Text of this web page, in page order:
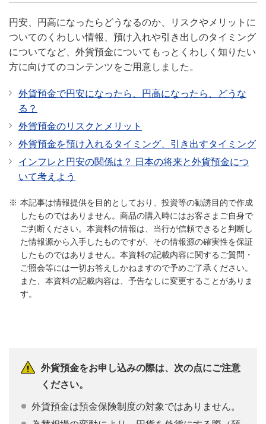
円安、円高になったらどうなるのか、リスクやメリットに
ついてのくわしい情報、預け入れや引き出しのタイミング
についてなど、外貨預金についてもっとくわしく知りたい
方に向けてのコンテンツをご用意しました。
外貨預金で円安になったら、円高になったら、どうな
る？
外貨預金のリスクとメリット
外貨預金を預け入れるタイミング、引き出すタイミング
インフレと円安の関係は？ 日本の将来と外貨預金につ
いて考えよう
本記事は情報提供を目的としており、投資等の勧誘目的で作成
したものではありません。商品の購入時にはお客さまご自身で
ご判断ください。本資料の情報は、当行が信頼できると判断し
た情報源から入手したものですが、その情報源の確実性を保証
したものではありません。本資料の記載内容に関するご質問・
ご照会等には一切お答えしかねますので予めご了承ください。
また、本資料の記載内容は、予告なしに変更することがありま
す。
外貨預金をお申し込みの際は、次の点にご注意
ください。
外貨預金は預金保険制度の対象ではありません。